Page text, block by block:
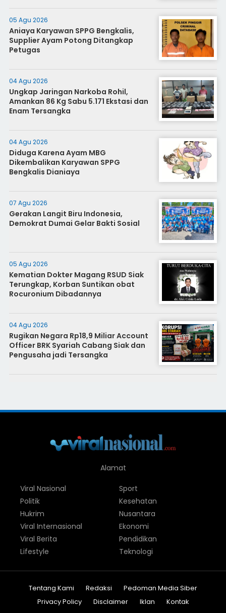
05 Agu 2026
Aniaya Karyawan SPPG Bengkalis,
Supplier Ayam Potong Ditangkap
Petugas
04 Agu 2026
Ungkap Jaringan Narkoba Rohil,
Amankan 86 Kg Sabu 5.171 Ekstasi dan
Enam Tersangka
04 Agu 2026
Diduga Karena Ayam MBG
Dikembalikan Karyawan SPPG
Bengkalis Dianiaya
07 Agu 2026
Gerakan Langit Biru Indonesia,
Demokrat Dumai Gelar Bakti Sosial
05 Agu 2026
Kematian Dokter Magang RSUD Siak
Terungkap, Korban Suntikan obat
Rocuronium Dibadannya
04 Agu 2026
Rugikan Negara Rp18,9 Miliar Account
Officer BRK Syariah Cabang Siak dan
Pengusaha jadi Tersangka
Alamat
Viral Nasional
Politik
Hukrim
Viral Internasional
Viral Berita
Lifestyle
Sport
Kesehatan
Nusantara
Ekonomi
Pendidikan
Teknologi
Tentang Kami Redaksi
Pedoman Media Siber
Privacy Policy
Disclaimer Iklan Kontak